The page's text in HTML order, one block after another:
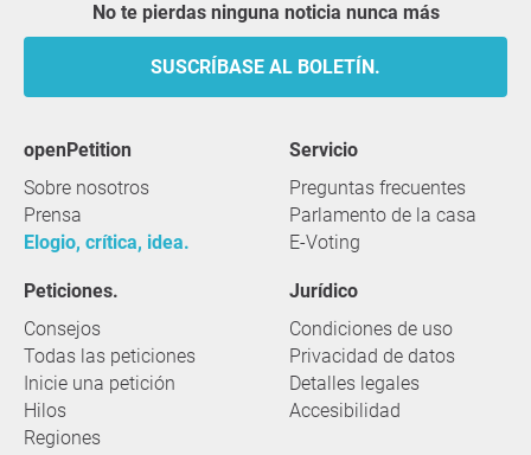
No te pierdas ninguna noticia nunca más
SUSCRÍBASE AL BOLETÍN.
openPetition
Sobre nosotros
Prensa
Elogio, crítica, idea.
servicio
Preguntas frecuentes
Parlamento de la casa
E-Voting
Peticiones.
Consejos
Todas las peticiones
Inicie una petición
Hilos
Regiones
Jurídico
Condiciones de uso
Privacidad de datos
Detalles legales
Accesibilidad